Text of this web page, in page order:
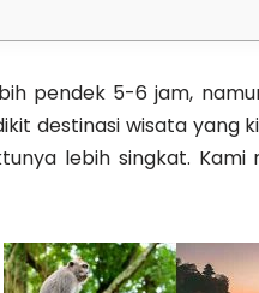
pendek 5-6 jam,
destinasi wisata yang
lebih singkat.